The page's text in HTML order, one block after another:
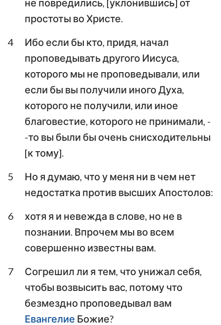
Первое послание
Второе послание
Иоанна
Послание Иуды
Откровение Иоанна
Богослова
простоты во Христе.
4
Ибо если бы кто, придя, начал
проповедывать другого Иисуса,
которого мы не проповедывали, или
если бы вы получили иного Духа,
которого не получили, или иное
благовестие, которого не принимали, -
-то вы были бы очень снисходительны
[к тому].
5
Но я думаю, что у меня ни в чем нет
недостатка против высших Апостолов:
6
хотя я и невежда в слове, но не в
познании. Впрочем мы во всем
совершенно известны вам.
7
Согрешил ли я тем, что унижал себя,
чтобы возвысить вас, потому что
безмездно проповедывал вам
Евангелие Божие?